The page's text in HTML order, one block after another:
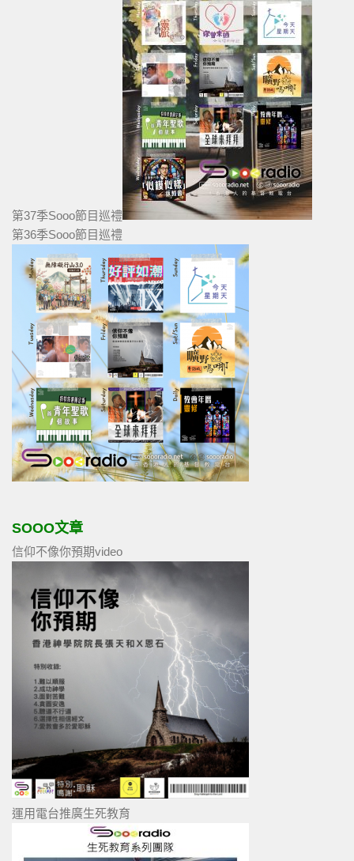
第37季Sooo節目巡禮
第36季Sooo節目巡禮
SOOO文章
信仰不像你預期video
運用電台推廣生死教育